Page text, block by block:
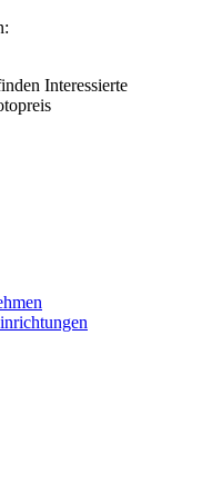
Interessierte